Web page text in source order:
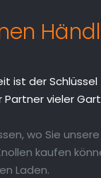
ist der Schlüssel
Partner vieler
wo Sie
kaufen
Laden.